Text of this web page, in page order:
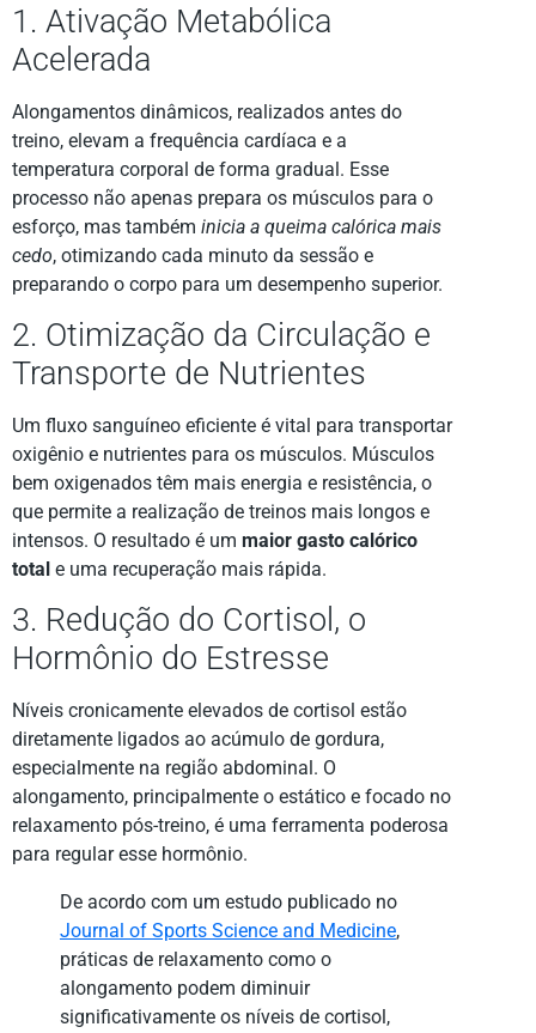
1. Ativação Metabólica
Acelerada
Alongamentos dinâmicos, realizados antes do
treino, elevam a frequência cardíaca e a
temperatura corporal de forma gradual. Esse
processo não apenas prepara os músculos para o
esforço, mas também inicia a queima calórica mais
cedo, otimizando cada minuto da sessão e
preparando o corpo para um desempenho superior.
2. Otimização da Circulação e
Transporte de Nutrientes
Um fluxo sanguíneo eficiente é vital para transportar
oxigênio e nutrientes para os músculos. Músculos
bem oxigenados têm mais energia e resistência, o
que permite a realização de treinos mais longos e
intensos. O resultado é um maior gasto calórico
total e uma recuperação mais rápida.
3. Redução do Cortisol, o
Hormônio do Estresse
Níveis cronicamente elevados de cortisol estão
diretamente ligados ao acúmulo de gordura,
especialmente na região abdominal. O
alongamento, principalmente o estático e focado no
relaxamento pós-treino, é uma ferramenta poderosa
para regular esse hormônio.
De acordo com um estudo publicado no
Journal of Sports Science and Medicine,
práticas de relaxamento como o
alongamento podem diminuir
significativamente os níveis de cortisol,